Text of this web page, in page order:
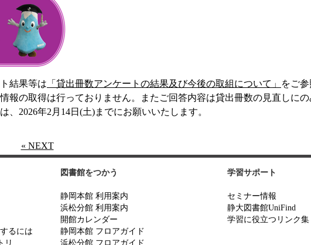
結果等は 「貸出冊数アンケートの結果及び今後の取組について」
をご参
報の取得は行っておりません。またご回答内容は貸出冊数の見直しにの
2026年2月14日(土)までにお願いいたします。
« NEXT
るには
リ
図書館をつかう
静岡本館 利用案内
浜松分館 利用案内
開館カレンダー
静岡本館 フロアガイド
浜松分館 フロアガイド
学習サポート
セミナー情報
静大図書館UniFind
学習に役立つリンク集